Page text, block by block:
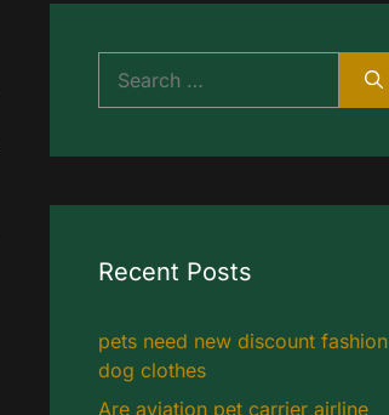
for:
Recent Posts
pets need new discount fashion
dog clothes
Are aviation pet carrier airline